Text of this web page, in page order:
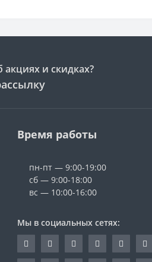
и скидках?
Время работы
пн-пт — 9:00-19:00
сб — 9:00-18:00
вс — 10:00-16:00
Мы в социальных сетях: